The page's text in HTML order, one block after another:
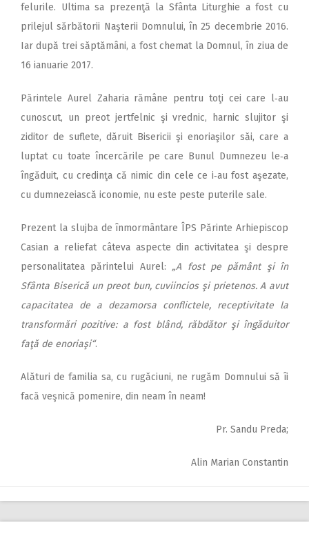
felurile. Ultima sa prezenţă la Sfânta Liturghie a fost cu
prilejul sărbătorii Naşterii Domnului, în 25 decembrie 2016.
Iar după trei săptămâni, a fost chemat la Domnul, în ziua de
16 ianuarie 2017.
Părintele Aurel Zaharia rămâne pentru toţi cei care l‑au
cunoscut, un preot jertfelnic şi vrednic, harnic slujitor şi
ziditor de suflete, dăruit Bisericii şi enoriaşilor săi, care a
luptat cu toate încercările pe care Bunul Dumnezeu le‑a
îngăduit, cu credinţa că nimic din cele ce i‑au fost aşezate,
cu dumnezeiască iconomie, nu este peste puterile sale.
Prezent la slujba de înmormântare ÎPS Părinte Arhiepiscop
Casian a reliefat câteva aspecte din activitatea şi despre
personalitatea părintelui Aurel: „A fost pe pământ şi în
Sfânta Biserică un preot bun, cuviincios şi prietenos. A avut
capacitatea de a dezamorsa conflictele, receptivitate la
transformări pozitive: a fost blând, răbdător şi îngăduitor
faţă de enoriaşi“.
Alături de familia sa, cu rugăciuni, ne rugăm Domnului să îi
facă veşnică pomenire, din neam în neam!
Pr. Sandu Preda;
Alin Marian Constantin